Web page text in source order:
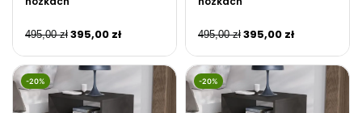
495,00zł 395,00 zł 495,00zł 395,00 zł
-20% -20%